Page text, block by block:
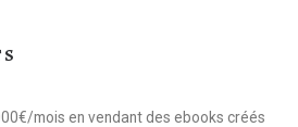
mois en vendant des ebooks créés